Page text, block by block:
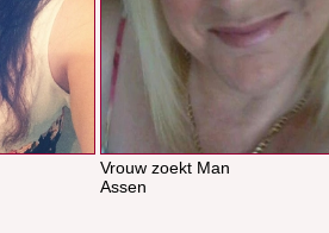
Vrouw zoekt Man
Assen